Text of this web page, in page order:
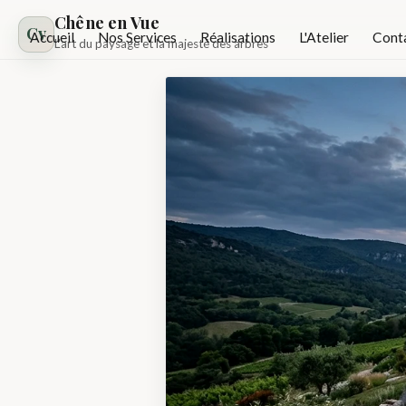
Cv Chêne en Vue
L'art du paysage et la majesté des arbres
Accueil Nos Services Réalisations L'Atelier